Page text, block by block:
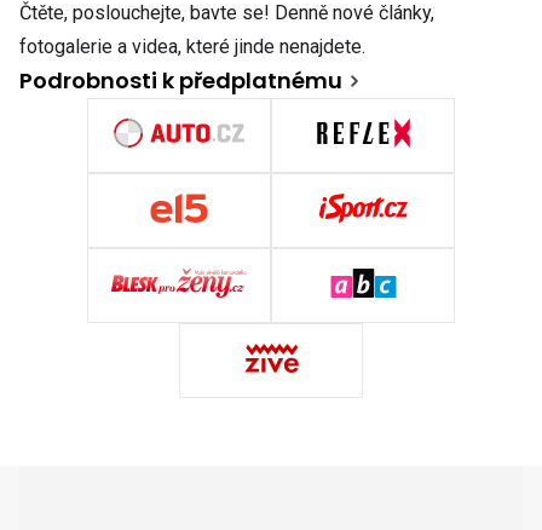
Čtěte, poslouchejte, bavte se! Denně nové články,
fotogalerie a videa, které jinde nenajdete.
Podrobnosti k předplatnému